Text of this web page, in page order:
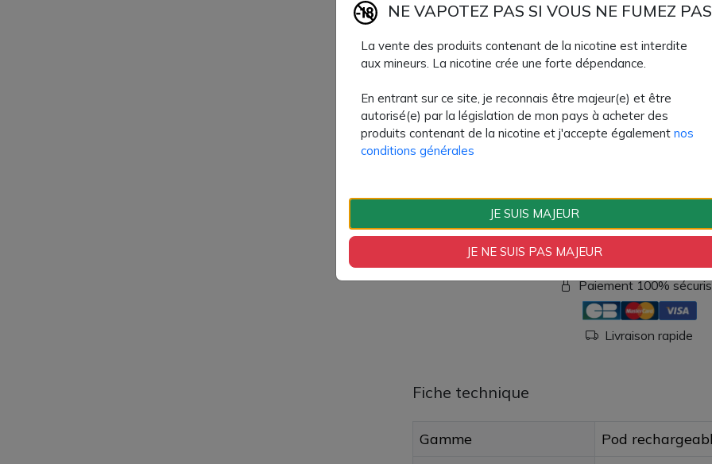
1 batterie XROS 4
1 cartouche XROS Corex 2.0 en 0.4 ohm
1 cartouche XROS Corex 2.0 en 0.8 ohm
1 câble de rechargement USB-C
37,30 €
Quantité
Paiement 100%
Livraison rapide
Fiche technique
Gamme
Pod
NE VAPOTEZ PAS SI VOUS NE FUMEZ
La vente des produits contenant de la nicotine est interdite
aux mineurs. La nicotine crée une forte dépendance.
En entrant sur ce site, je reconnais être majeur(e) et être
autorisé(e) par la législation de mon pays à acheter des
produits contenant de la nicotine et j'accepte également nos
conditions générales
JE SUIS MAJEUR
JE NE SUIS PAS MAJEUR